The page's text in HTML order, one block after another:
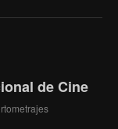
de Cine